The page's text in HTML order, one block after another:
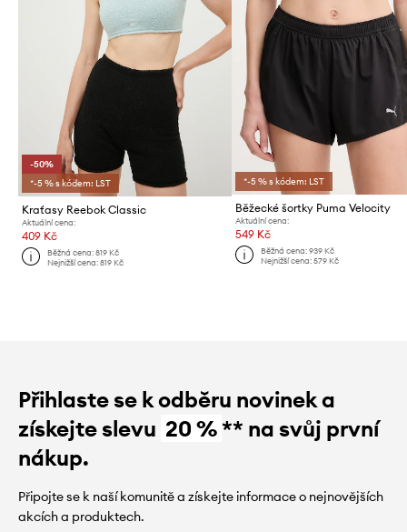
-50%
*-5 % s kódem: LST
Kraťasy Reebok Classic
Aktuální cena:
409 Kč
Běžná cena:819 Kč
Nejnižší cena:819 Kč
*-5 % s kódem: LST
Běžecké šortky Puma Velocity
Aktuální cena:
549 Kč
Běžná cena: 939 Kč
Nejnižší cena: 579 Kč
Přihlaste se k odběru novinek a
získejte slevu 20 %** na svůj první
nákup.
Připojte se k naší komunitě a získejte informace o nejnovějších
akcích a produktech.